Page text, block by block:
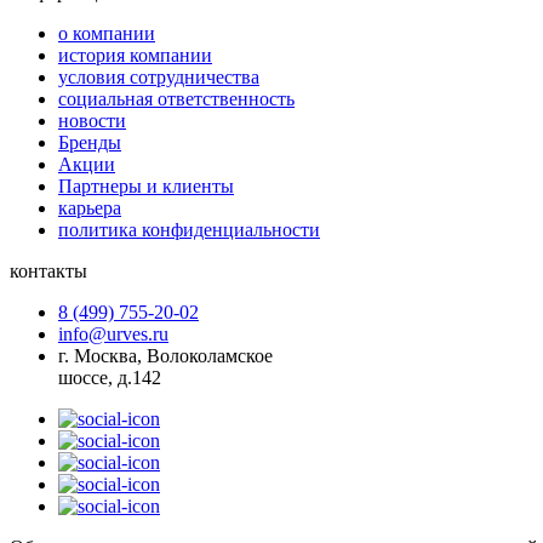
о компании
история компании
условия сотрудничества
социальная ответственность
новости
Бренды
Акции
Партнеры и клиенты
карьера
политика конфиденциальности
контакты
8 (499) 755-20-02
info@urves.ru
г. Москва, Волоколамское
шоссе, д.142